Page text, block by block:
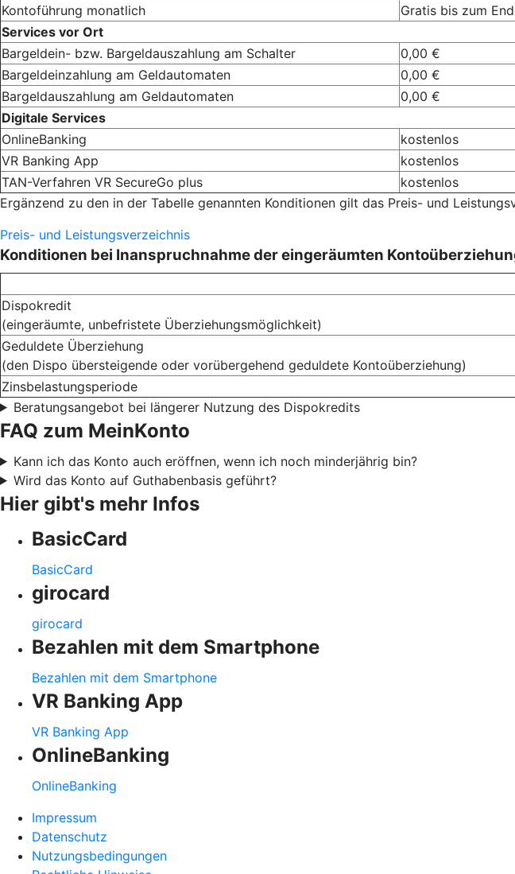
Kontoführung monatlich
Gratis bis zum
Services vor Ort
Bargeldein- bzw. Bargeldauszahlung am Schalter
0,00 €
Bargeldeinzahlung am Geldautomaten
0,00 €
Bargeldauszahlung am Geldautomaten
0,00 €
Digitale Services
OnlineBanking
kostenlos
VR Banking App
kostenlos
TAN-Verfahren VR SecureGo plus
kostenlos
Ergänzend zu den in der Tabelle genannten Konditionen gilt das Preis- und
Preis- und Leistungsverzeichnis
Konditionen bei Inanspruchnahme der eingeräumten
Dispokredit
(eingeräumte, unbefristete Überziehungsmöglichkeit)
Geduldete Überziehung
(den Dispo übersteigende oder vorübergehend geduldete Kontoüberziehung)
Zinsbelastungsperiode
Beratungsangebot bei längerer Nutzung des Dispokredits
FAQ zum MeinKonto
Kann ich das Konto auch eröffnen, wenn ich noch minderjährig bin?
Wird das Konto auf Guthabenbasis geführt?
Hier gibt's mehr Infos
BasicCard
BasicCard
girocard
girocard
Bezahlen mit dem Smartphone
Bezahlen mit dem Smartphone
VR Banking App
VR Banking App
OnlineBanking
OnlineBanking
Impressum
Datenschutz
Nutzungsbedingungen